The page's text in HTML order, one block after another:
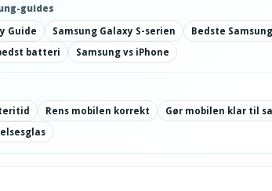
guides
Guide
Samsung Galaxy S-serien
Bedste
batteri
Samsung vs iPhone
Rens mobilen korrekt
Gør mobilen klar til